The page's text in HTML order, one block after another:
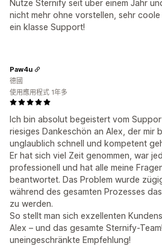
Nutze Sternify seit über einem Jahr
nicht mehr ohne vorstellen, sehr
ein klasse Support!
Ich bin absolut begeistert vom
riesiges Dankeschön an Alex, der mir
unglaublich schnell und kompetent
Er hat sich viel Zeit genommen, war
professionell und hat alle meine
beantwortet. Das Problem wurde
während des gesamten Prozesses
zu werden.
So stellt man sich exzellenten
Alex – und das gesamte Sternify-
uneingeschränkte Empfehlung!
Paw4u
德國
使用應用程式 1年多